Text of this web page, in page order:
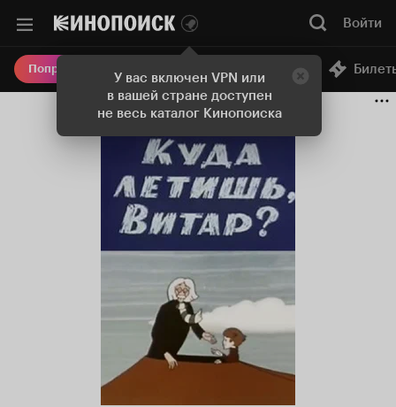
У вас включен VPN или
в вашей стране доступен
не весь каталог Кинопоиска
Войти
Попробовать Плюс Онлайн-кинотеатр